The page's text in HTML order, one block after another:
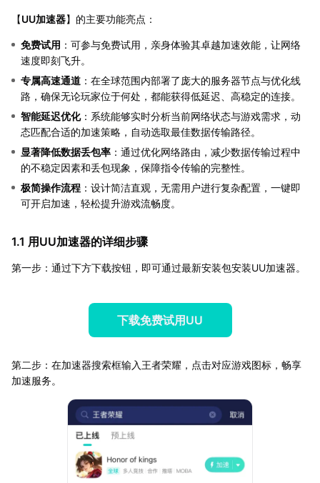
【UU加速器】的主要功能亮点：
免费试用 ：可参与免费试用，亲身体验其卓越加速效能，让网络
速度即刻飞升。
专属高速通道 ：在全球范围内部署了庞大的服务器节点与优化线
路，确保无论玩家位于何处，都能获得低延迟、高稳定的连接。
智能延迟优化：系统能够实时分析当前网络状态与游戏需求，动
态匹配合适的加速策略，自动选取最佳数据传输路径。
显著降低数据丢包率 ：通过优化网络路由，减少数据传输过程中
的不稳定因素和丢包现象，保障指令传输的完整性。
极简操作流程 ：设计简洁直观，无需用户进行复杂配置，一键即
可开启加速，轻松提升游戏流畅度。
1.1 用UU加速器的详细步骤
第一步：通过下方下载按钮，即可通过最新安装包安装UU加速器。
下载免费试用UU
第二步：在加速器搜索框输入王者荣耀，点击对应游戏图标，畅享
加速服务。